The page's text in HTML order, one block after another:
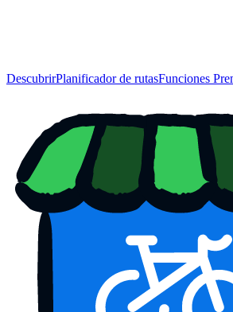
DescubrirPlanificador de rutasFunciones